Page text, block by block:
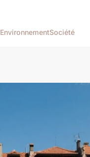
EnvironnementSociété